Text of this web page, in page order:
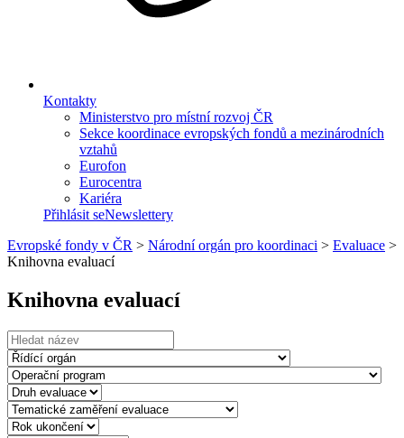
Kontakty
Ministerstvo pro místní rozvoj ČR
Sekce koordinace evropských fondů a mezinárodních
vztahů
Eurofon
Eurocentra
Kariéra
Přihlásit seNewslettery
Evropské fondy v ČR > Národní orgán pro koordinaci > Evaluace >
Knihovna evaluací
Knihovna evaluací